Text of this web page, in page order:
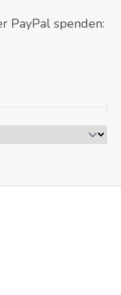
PayPal spenden: